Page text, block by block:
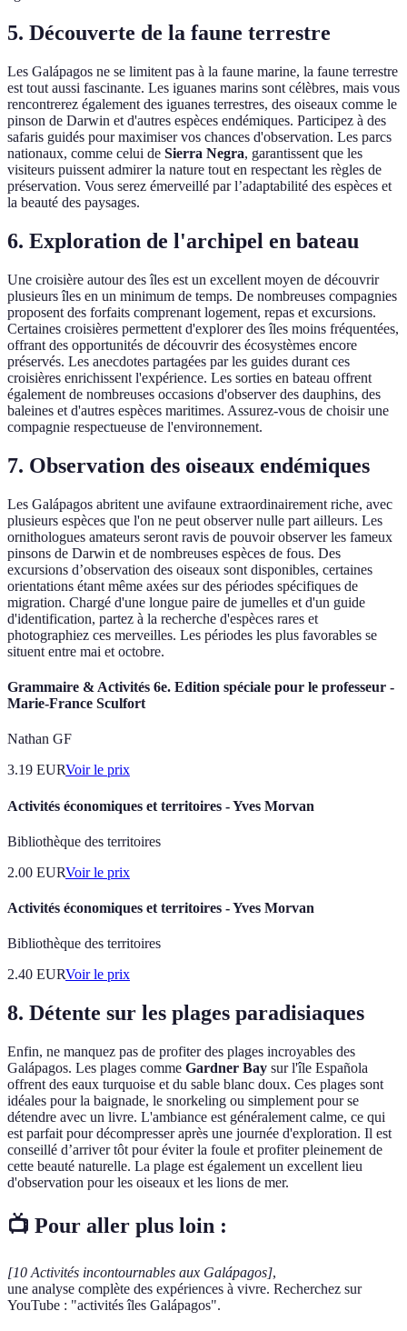
5. Découverte de la faune terrestre
Les Galápagos ne se limitent pas à la faune marine, la faune terrestre
est tout aussi fascinante. Les iguanes marins sont célèbres, mais vous
rencontrerez également des iguanes terrestres, des oiseaux comme le
pinson de Darwin et d'autres espèces endémiques. Participez à des
safaris guidés pour maximiser vos chances d'observation. Les parcs
nationaux, comme celui de Sierra Negra, garantissent que les
visiteurs puissent admirer la nature tout en respectant les règles de
préservation. Vous serez émerveillé par l’adaptabilité des espèces et
la beauté des paysages.
6. Exploration de l'archipel en bateau
Une croisière autour des îles est un excellent moyen de découvrir
plusieurs îles en un minimum de temps. De nombreuses compagnies
proposent des forfaits comprenant logement, repas et excursions.
Certaines croisières permettent d'explorer des îles moins fréquentées,
offrant des opportunités de découvrir des écosystèmes encore
préservés. Les anecdotes partagées par les guides durant ces
croisières enrichissent l'expérience. Les sorties en bateau offrent
également de nombreuses occasions d'observer des dauphins, des
baleines et d'autres espèces maritimes. Assurez-vous de choisir une
compagnie respectueuse de l'environnement.
7. Observation des oiseaux endémiques
Les Galápagos abritent une avifaune extraordinairement riche, avec
plusieurs espèces que l'on ne peut observer nulle part ailleurs. Les
ornithologues amateurs seront ravis de pouvoir observer les fameux
pinsons de Darwin et de nombreuses espèces de fous. Des
excursions d’observation des oiseaux sont disponibles, certaines
orientations étant même axées sur des périodes spécifiques de
migration. Chargé d'une longue paire de jumelles et d'un guide
d'identification, partez à la recherche d'espèces rares et
photographiez ces merveilles. Les périodes les plus favorables se
situent entre mai et octobre.
Grammaire & Activités 6e. Edition spéciale pour le professeur -
Marie-France Sculfort
Nathan GF
3.19 EURVoir le prix
Activités économiques et territoires - Yves Morvan
Bibliothèque des territoires
2.00 EURVoir le prix
Activités économiques et territoires - Yves Morvan
Bibliothèque des territoires
2.40 EURVoir le prix
8. Détente sur les plages paradisiaques
Enfin, ne manquez pas de profiter des plages incroyables des
Galápagos. Les plages comme Gardner Bay sur l'île Española
offrent des eaux turquoise et du sable blanc doux. Ces plages sont
idéales pour la baignade, le snorkeling ou simplement pour se
détendre avec un livre. L'ambiance est généralement calme, ce qui
est parfait pour décompresser après une journée d'exploration. Il est
conseillé d’arriver tôt pour éviter la foule et profiter pleinement de
cette beauté naturelle. La plage est également un excellent lieu
d'observation pour les oiseaux et les lions de mer.
📺 Pour aller plus loin :
[10 Activités incontournables aux Galápagos],
une analyse complète des expériences à vivre. Recherchez sur
YouTube : "activités îles Galápagos".